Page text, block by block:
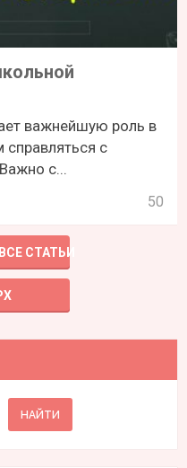
важнейшую роль в
справляться с
с...
50
СТАТЬИ